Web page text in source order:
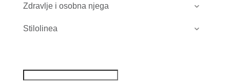
Zdravlje i osobna njega
Stilolinea